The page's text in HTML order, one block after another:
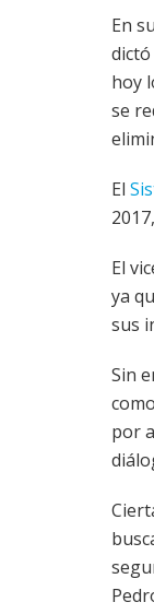
En
hoy
se
El
El
ya
sus
Sin
por